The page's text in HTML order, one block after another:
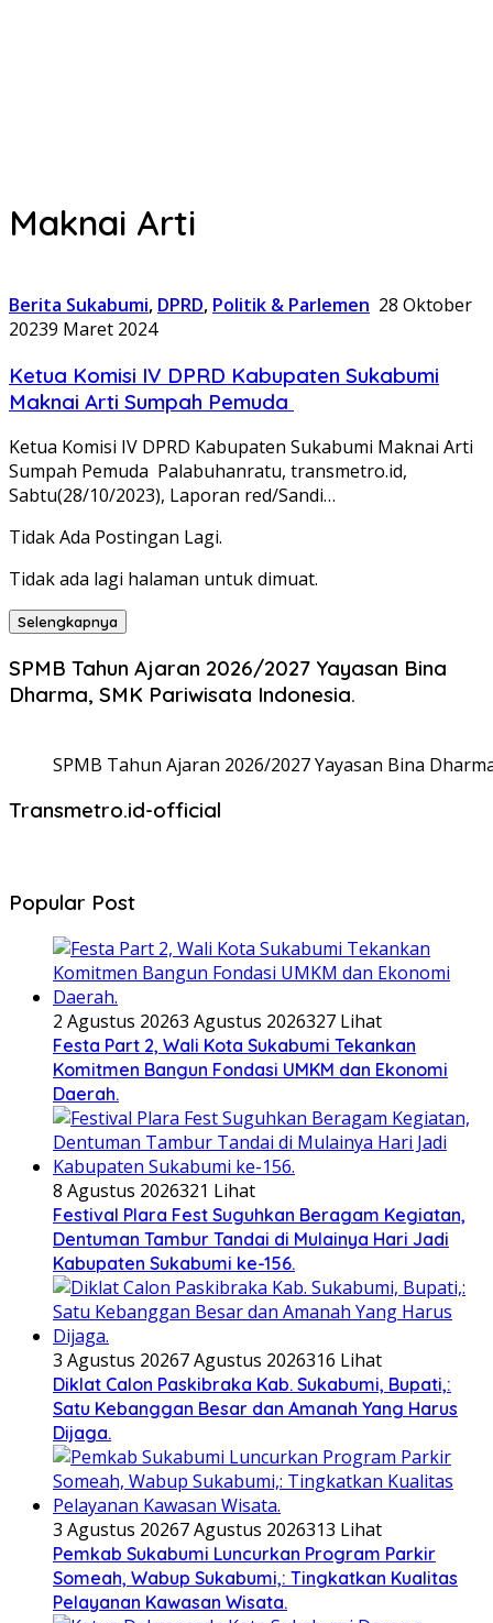
Maknai Arti
Berita Sukabumi, DPRD, Politik & Parlemen 28 Oktober
20239 Maret 2024
Ketua Komisi IV DPRD Kabupaten Sukabumi
Maknai Arti Sumpah Pemuda
Ketua Komisi IV DPRD Kabupaten Sukabumi Maknai Arti
Sumpah Pemuda Palabuhanratu, transmetro.id,
Sabtu(28/10/2023), Laporan red/Sandi…
Tidak Ada Postingan Lagi.
Tidak ada lagi halaman untuk dimuat.
Selengkapnya
SPMB Tahun Ajaran 2026/2027 Yayasan Bina
Dharma, SMK Pariwisata Indonesia.
SPMB Tahun Ajaran 2026/2027 Yayasan Bina
Transmetro.id-official
Popular Post
2 Agustus 20263 Agustus 2026327 Lihat
Festa Part 2, Wali Kota Sukabumi Tekankan
Komitmen Bangun Fondasi UMKM dan Ekonomi
Daerah.
8 Agustus 2026321 Lihat
Festival Plara Fest Suguhkan Beragam Kegiatan,
Dentuman Tambur Tandai di Mulainya Hari Jadi
Kabupaten Sukabumi ke-156.
3 Agustus 20267 Agustus 2026316 Lihat
Diklat Calon Paskibraka Kab. Sukabumi, Bupati,:
Satu Kebanggan Besar dan Amanah Yang Harus
Dijaga.
3 Agustus 20267 Agustus 2026313 Lihat
Pemkab Sukabumi Luncurkan Program Parkir
Someah, Wabup Sukabumi,: Tingkatkan Kualitas
Pelayanan Kawasan Wisata.